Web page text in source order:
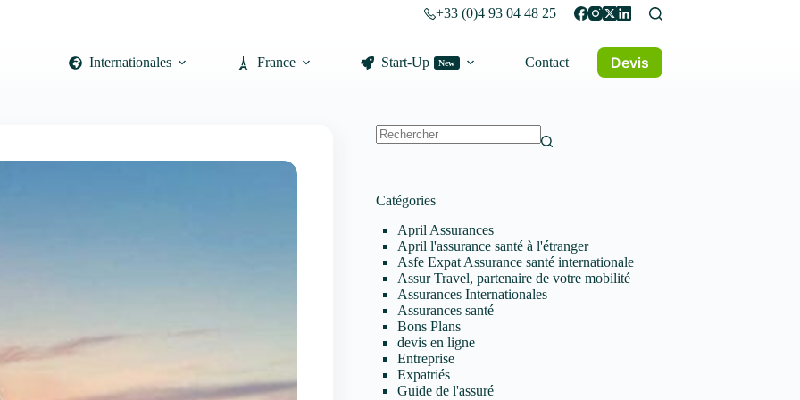
+33 (0)4 93 04 48 25
Internationales France Start-Up New Contact Devis
Catégories
April Assurances
April l'assurance santé à l'étranger
Asfe Expat Assurance santé internationale
Assur Travel, partenaire de votre mobilité
Assurances Internationales
Assurances santé
Bons Plans
devis en ligne
Entreprise
Expatriés
Guide de l'assuré